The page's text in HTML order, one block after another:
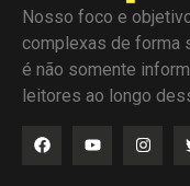
Nosso foco e
complexas de forma
é não somente
leitores ao longo